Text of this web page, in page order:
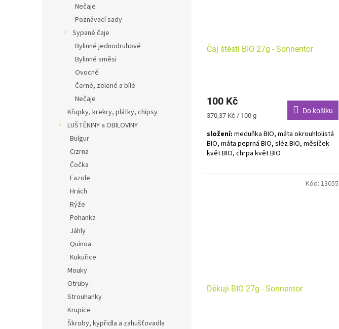
Nečaje
Poznávací sady
Sypané čaje
Bylinné jednodruhové
Bylinné směsi
Ovocné
Černé, zelené a bílé
Nečaje
Křupky, krekry, plátky, chipsy
LUŠTĚNINY a OBILOVINY
Bulgur
Cizrna
Čočka
Fazole
Hrách
Rýže
Pohanka
Jáhly
Quinoa
Kukuřice
Mouky
Otruby
Strouhanky
Krupice
Škroby, kypřidla a zahušťovadla
Čaj štěstí BIO 27g - Sonnentor
100 Kč
Měrná
370,37 Kč / 100 g
Do košíku
složení: meduňka BIO, máta okrouhlolistá
BIO, máta peprná BIO, sléz BIO, měsíček
květ BIO, chrpa květ BIO
Bylinný čaj BIO. Alergeny neuvedeny.
Děkuji BIO 27g - Sonnentor
Kód: 13055